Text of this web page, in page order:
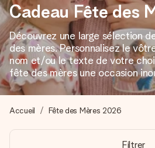
4,9 (sur la base de +15
Nos cadeaux sont appréciés. Les
une note de 4,9 sur Google
pays où nous sommes présents).
Carte de vœux gratuite
Cadeau Fête des
Découvrez une large sélection
des mères. Personnalisez le
nom et/ou le texte de votre
fête des mères une occasion
Accueil Fête des Mères 2026
Filtrer